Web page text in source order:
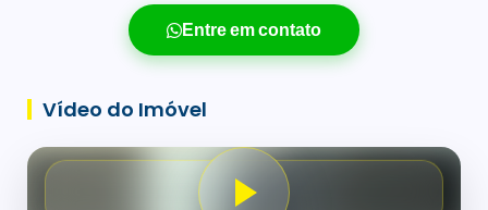
Entre em contato
Vídeo do Imóvel